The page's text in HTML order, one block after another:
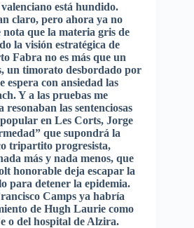
valenciano está hundido.
claro, pero ahora ya no
nota que la materia gris de
la visión estratégica de
Fabra no es más que un
, un timorato desbordado por
espera con ansiedad las
Y a las pruebas me
resonaban las sentenciosas
popular en Les Corts, Jorge
que supondrá la
tripartito progresista,
más y nada menos, que
honorable deja escapar la
para detener la epidemia.
Camps ya habría
de Hugh Laurie como
o del hospital de Alzira.